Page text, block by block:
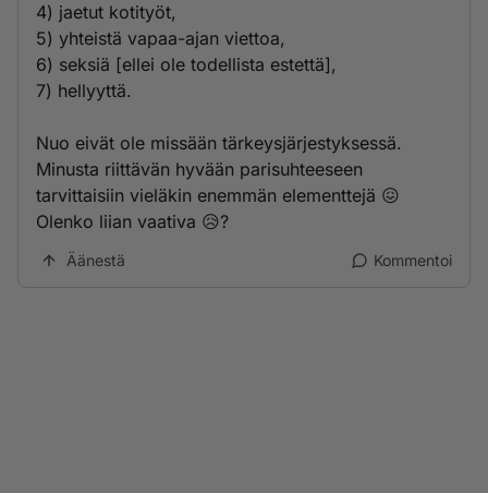
4) jaetut kotityöt,
5) yhteistä vapaa-ajan viettoa,
6) seksiä [ellei ole todellista estettä],
7) hellyyttä.
Nuo eivät ole missään tärkeysjärjestyksessä.
Minusta riittävän hyvään parisuhteeseen
tarvittaisiin vieläkin enemmän elementtejä 😖
Olenko liian vaativa 😥?
Äänestä Kommentoi